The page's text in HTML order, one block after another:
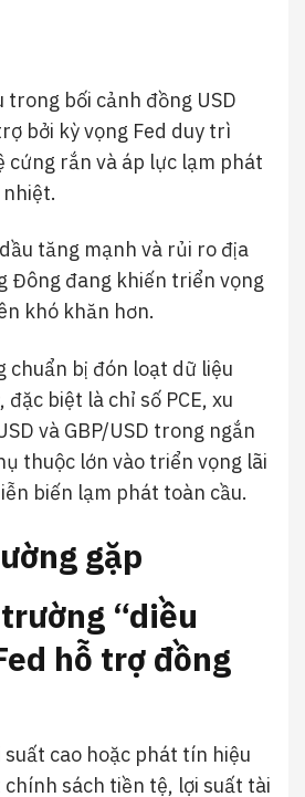
trong bối cảnh đồng USD
bởi kỳ vọng Fed duy trì
cứng rắn và áp lực lạm phát
tăng mạnh và rủi ro địa
Đông đang khiến triển vọng
khó khăn hơn.
chuẩn bị đón loạt dữ liệu
biệt là chỉ số PCE, xu
và GBP/USD trong ngắn
thuộc lớn vào triển vọng lãi
biến lạm phát toàn cầu.
gặp
“diều
hỗ trợ đồng
cao hoặc phát tín hiệu
sách tiền tệ, lợi suất tài